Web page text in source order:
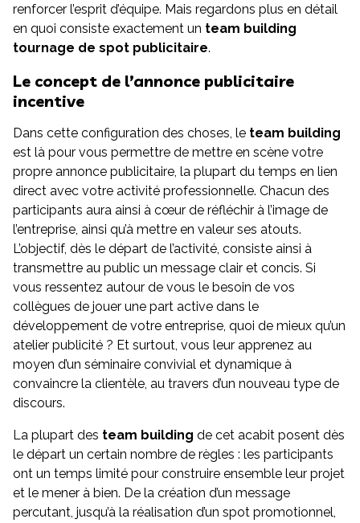
renforcer l’esprit d’équipe. Mais regardons plus en détail
en quoi consiste exactement un team building
tournage de spot publicitaire.
Le concept de l’annonce publicitaire
incentive
Dans cette configuration des choses, le team building
est là pour vous permettre de mettre en scène votre
propre annonce publicitaire, la plupart du temps en lien
direct avec votre activité professionnelle. Chacun des
participants aura ainsi à cœur de réfléchir à l’image de
l’entreprise, ainsi qu’à mettre en valeur ses atouts.
L’objectif, dès le départ de l’activité, consiste ainsi à
transmettre au public un message clair et concis. Si
vous ressentez autour de vous le besoin de vos
collègues de jouer une part active dans le
développement de votre entreprise, quoi de mieux qu’un
atelier publicité ? Et surtout, vous leur apprenez au
moyen d’un séminaire convivial et dynamique à
convaincre la clientèle, au travers d’un nouveau type de
discours.
La plupart des team building de cet acabit posent dès
le départ un certain nombre de règles : les participants
ont un temps limité pour construire ensemble leur projet
et le mener à bien. De la création d’un message
percutant, jusqu’à la réalisation d’un spot promotionnel,